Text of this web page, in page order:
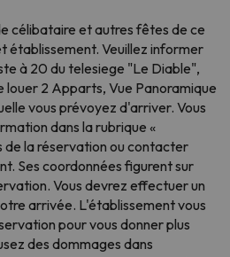
célibataire et autres fêtes de ce
établissement. Veuillez informer
à 20 du telesiege "Le Diable",
louer 2 Apparts, Vue Panoramique
vous prévoyez d'arriver. Vous
dans la rubrique «
de la réservation ou contacter
Ses coordonnées figurent sur
Vous devrez effectuer un
arrivée. L'établissement vous
pour vous donner plus
des dommages dans